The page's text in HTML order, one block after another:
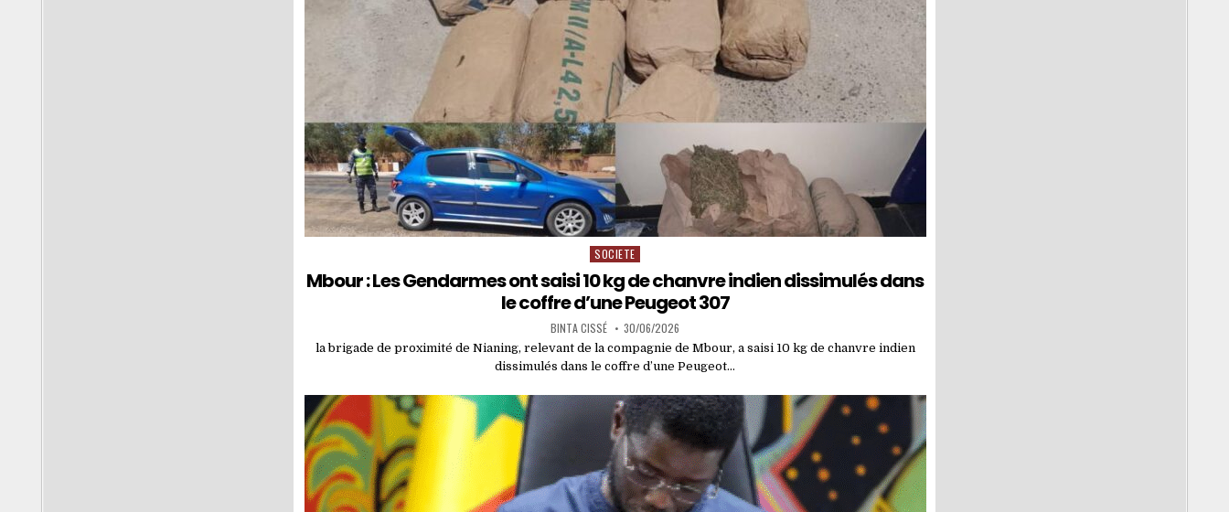
Posted
in
SOCIETE
Mbour : Les Gendarmes ont saisi 10 kg de chanvre indien dissimulés dans
le coffre d’une Peugeot 307
BINTA CISSÉ 30/06/2026
la brigade de proximité de Nianing, relevant de la compagnie de Mbour, a saisi 10 kg de chanvre indien
dissimulés dans le coffre d’une Peugeot…